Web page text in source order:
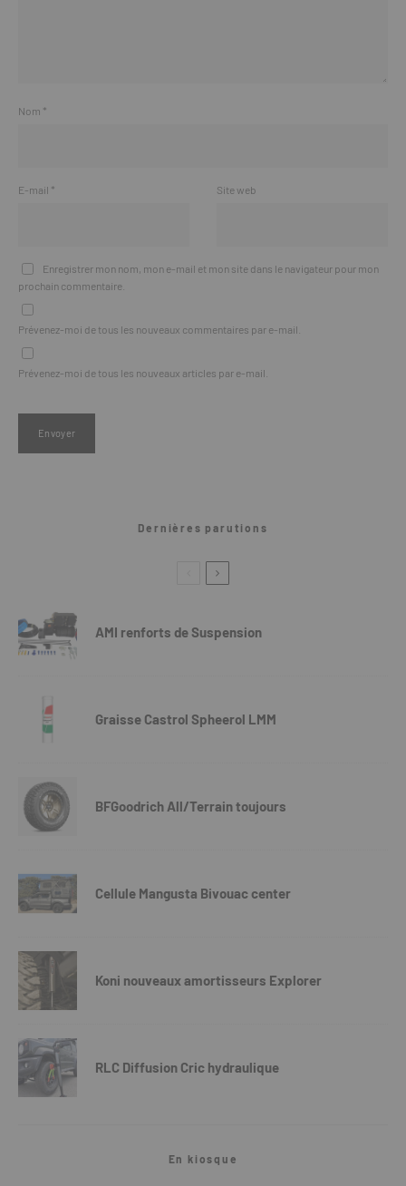
Nom *
E-mail * Site web
Enregistrer mon nom, mon e-mail et mon site dans le navigateur pour mon
prochain commentaire.
Prévenez-moi de tous les nouveaux commentaires par e-mail.
Prévenez-moi de tous les nouveaux articles par e-mail.
Dernières parutions
AMI renforts de Suspension
Graisse Castrol Spheerol LMM
BFGoodrich All/Terrain toujours
Cellule Mangusta Bivouac center
Koni nouveaux amortisseurs Explorer
RLC Diffusion Cric hydraulique
En kiosque